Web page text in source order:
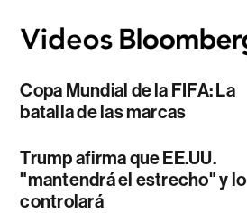
Copa Mundial de la FIFA: La
batalla de las marcas
Trump afirma que EE.UU.
"mantendrá el estrecho" y lo
controlará